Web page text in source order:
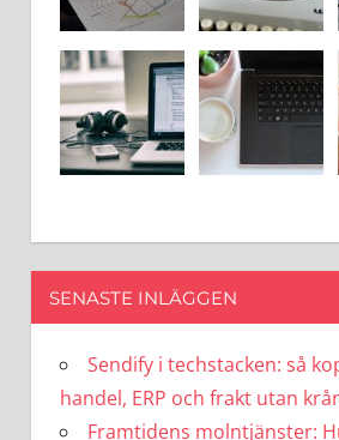
SENASTE INLÄGGEN
Sendify i techstacken: så
handel, ERP och frakt utan
Framtidens molntjänster: